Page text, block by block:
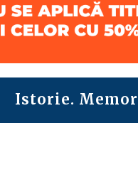
Istorie.